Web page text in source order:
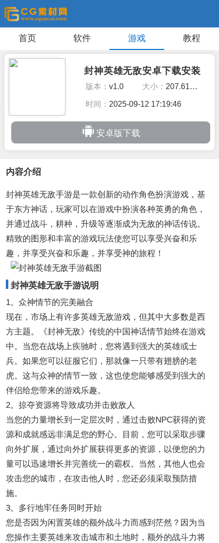
首页 软件 游戏 教程
封神英雄无敌安卓下载安装
版本： v1.0 大小： 207.61MB
时间： 2025-09-12 17:19:46
安卓版下载
内容介绍
封神英雄无敌手游是一款创新的动作角色扮演游戏，基
于东方神话，玩家可以在游戏中扮演各种英勇的角色，
并通过战斗，耕种，升级等逐渐成为无敌的神话传说。
精致的图形和丰富的游戏玩法使您可以享受兴奋和乐
趣，并享受兴奋和乐趣，并享受神的旅程！
封神英雄无敌手游说明
1。众神情节的完美融合
现在，市场上有许多英雄无敌游戏，但其中大多数是西
方主题。《封神无敌》传统的中国神话情节始终在游戏
中。当您在战场上疾驰时，您将遇到强大的英雄或士
兵。如果您可以征服它们，那就像一只带有翅膀的老
虎。这与众神的情节一致，这也使您能够感受到强大的
伴侣给您带来的游戏乐趣。
2。掠夺资源将导致成功并击败敌人
当您的力量增长到一定层次时，通过击败NPC获得的资
源和成就感远非满足您的野心。目前，您可以采取步骤
向外扩展，通过向外扩展获得更多的资源，以便您的力
量可以迅速增长并完善统一的霸权。当然，其他人也会
攻击您的城市，在攻击他人时，您还必须采取预防措
施。
3。多行地牢任务同时开始
您是否因为闲置英雄的额外战斗力而感到茫然？因为当
您操作主要英雄来攻击城市和土地时，额外的战斗力将